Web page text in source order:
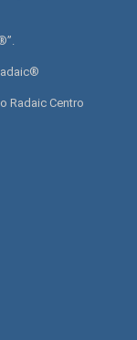
Radaic Centro